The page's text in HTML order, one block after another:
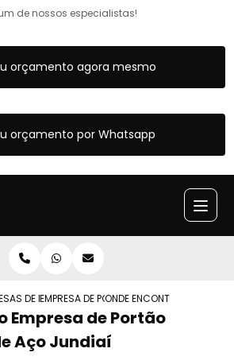
de nossos especialistas!
orçamento agora mesmo
orçamento por Whatsapp
DE PORTOES AUTOMATICOS
EMPRESA DE PORTAO AUTOMATICO DE
ONDE ENCONTRO
Empresa de Portão
Aço Jundiaí